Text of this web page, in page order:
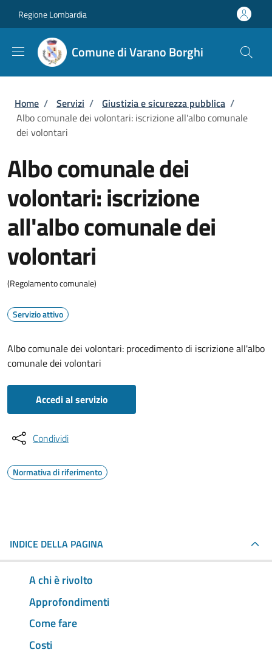
Regione Lombardia
Comune di Varano Borghi
Briciole di pane
Home / Servizi / Giustizia e sicurezza pubblica /
Albo comunale dei volontari: iscrizione all'albo comunale
dei volontari
Albo comunale dei
volontari: iscrizione
all'albo comunale dei
volontari
(Regolamento comunale)
Servizio attivo
Albo comunale dei volontari: procedimento di iscrizione all'albo
comunale dei volontari
Accedi al servizio
Condividi
Normativa di riferimento
INDICE DELLA PAGINA
A chi è rivolto
Approfondimenti
Come fare
Costi